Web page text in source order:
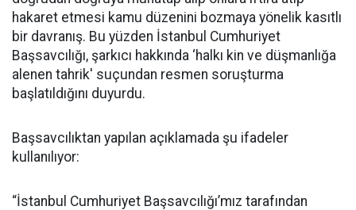
hakaret etmesi kamu düzenini bozmaya yönelik kasıtlı
bir davranış. Bu yüzden İstanbul Cumhuriyet
Başsavcılığı, şarkıcı hakkında ‘halkı kin ve düşmanlığa
alenen tahrik' suçundan resmen soruşturma
başlatıldığını duyurdu.
Başsavcılıktan yapılan açıklamada şu ifadeler
kullanılıyor:
“İstanbul Cumhuriyet Başsavcılığı’mız tarafından